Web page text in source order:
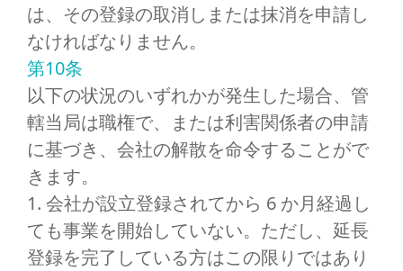
は、その登録の取消しまたは抹消を申請し
なければなりません。
第10条
以下の状況のいずれかが発生した場合、管
轄当局は職権で、または利害関係者の申請
に基づき、会社の解散を命令することがで
きます。
1. 会社が設立登録されてから 6 か月経過し
ても事業を開始していない。ただし、延長
登録を完了している方はこの限りではあり